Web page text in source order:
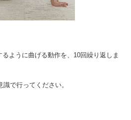
ように曲げる動作を、10回繰り返しま
で行ってください。